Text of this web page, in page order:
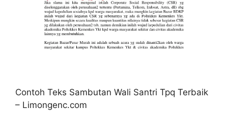
Contoh Teks Sambutan Wali Santri Tpq Terbaik
– Limongenc.com